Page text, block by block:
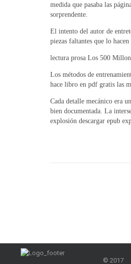
medida que pasaba las
sorprendente.
El intento del autor de
piezas faltantes que lo
lectura prosa Los 500
Los métodos de
hace libro en pdf gratis las
Cada detalle mecánico era
bien documentada. La
explosión descargar epub
© 2017